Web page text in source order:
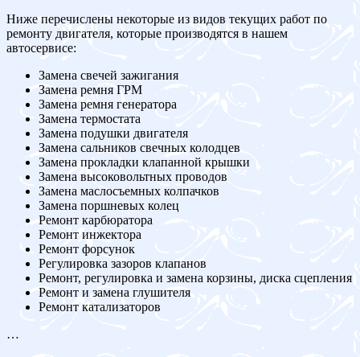
Ниже перечислены некоторые из видов текущих работ по
ремонту двигателя, которые производятся в нашем
автосервисе:
Замена свечей зажигания
Замена ремня ГРМ
Замена ремня генератора
Замена термостата
Замена подушки двигателя
Замена сальников свечных колодцев
Замена прокладки клапанной крышки
Замена высоковольтных проводов
Замена маслосъемных колпачков
Замена поршневых колец
Ремонт карбюратора
Ремонт инжектора
Ремонт форсунок
Регулировка зазоров клапанов
Ремонт, регулировка и замена корзины, диска сцепления
Ремонт и замена глушителя
Ремонт катализаторов
…